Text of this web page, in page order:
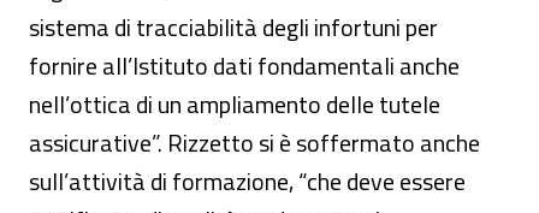
sistema di tracciabilità degli infortuni per
fornire all’Istituto dati fondamentali anche
nell’ottica di un ampliamento delle tutele
assicurative”. Rizzetto si è soffermato anche
sull’attività di formazione, “che deve essere